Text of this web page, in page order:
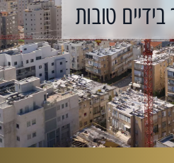
טובות